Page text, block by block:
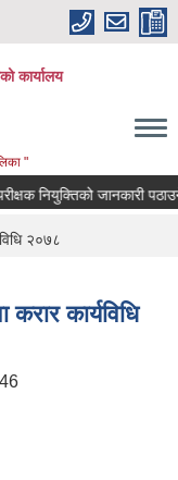
कार्यालय
"
नियुक्तिको जानकारी पठाउने
२०७८
करार कार्यविधि